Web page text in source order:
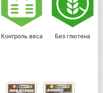
Контроль веса Без глютена